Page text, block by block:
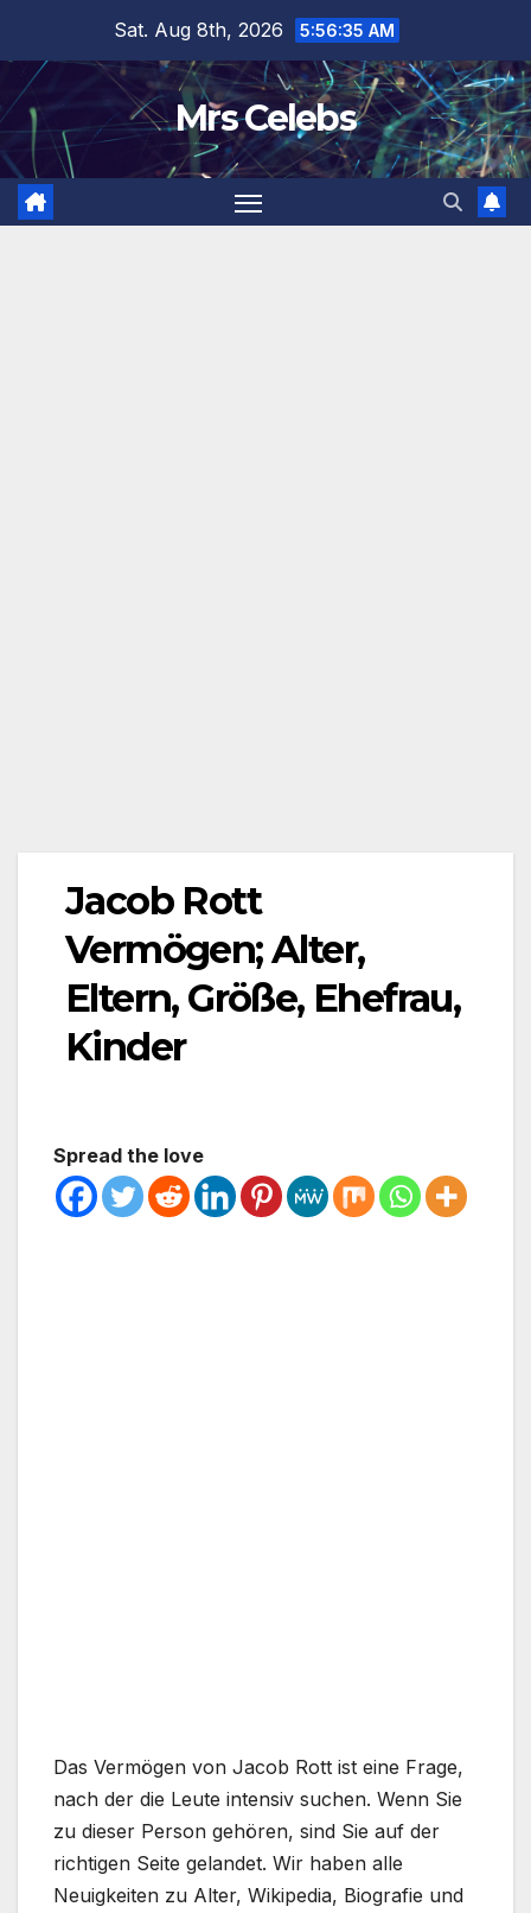
content
Sat. Aug 8th, 2026 5:56:37 AM
Mrs Celebs
Jacob Rott
Vermögen; Alter,
Eltern, Größe, Ehefrau,
Kinder
Spread the love
Das Vermögen von Jacob Rott ist eine Frage,
nach der die Leute intensiv suchen. Wenn Sie
zu dieser Person gehören, sind Sie auf der
richtigen Seite gelandet. Wir haben alle
Neuigkeiten zu Alter, Wikipedia, Biografie und